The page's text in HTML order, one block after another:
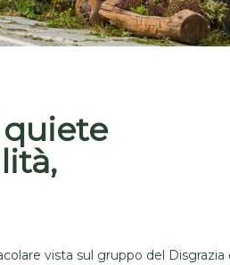
quiete
vista sul gruppo del Disgrazia